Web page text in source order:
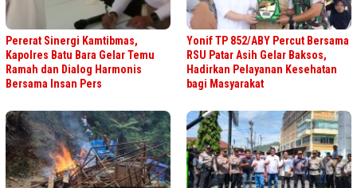
Pererat Sinergi Kamtibmas,
Kapolres Batu Bara Gelar Temu
Ramah dan Dialog Harmonis
Bersama Insan Pers
Yonif TP 852/ABY Percut Bersama
RSU Patar Asih Gelar Baksos,
Hadirkan Pelayanan Kesehatan
bagi Masyarakat